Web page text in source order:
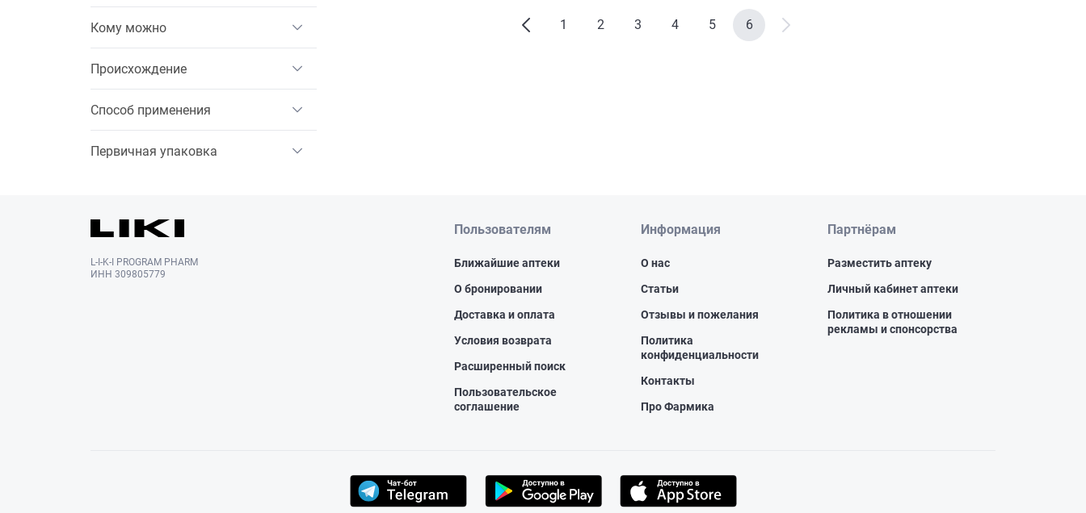
Кому можно
Происхождение
Способ применения
Первичная упаковка
1 2 3 4 5 6
L-I-K-I PROGRAM PHARM
ИНН 309805779
Пользователям
Ближайшие аптеки
О бронировании
Доставка и оплата
Условия возврата
Расширенный поиск
Пользовательское
соглашение
Информация
О нас
Статьи
Отзывы и пожелания
Политика
конфиденциальности
Контакты
Про Фармика
Партнёрам
Разместить аптеку
Личный кабинет аптеки
Политика в отношении
рекламы и спонсорства